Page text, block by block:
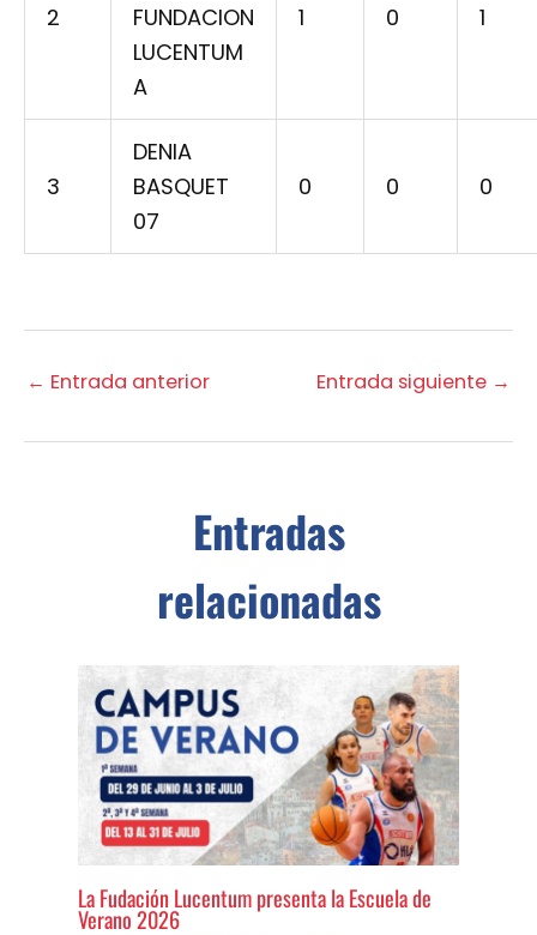
2
FUNDACION
LUCENTUM
A
1 0 1
3
DENIA
BASQUET
07
0 0 0
← Entrada anterior Entrada siguiente →
Entradas
relacionadas
La Fudación Lucentum presenta la Escuela de
Verano 2026